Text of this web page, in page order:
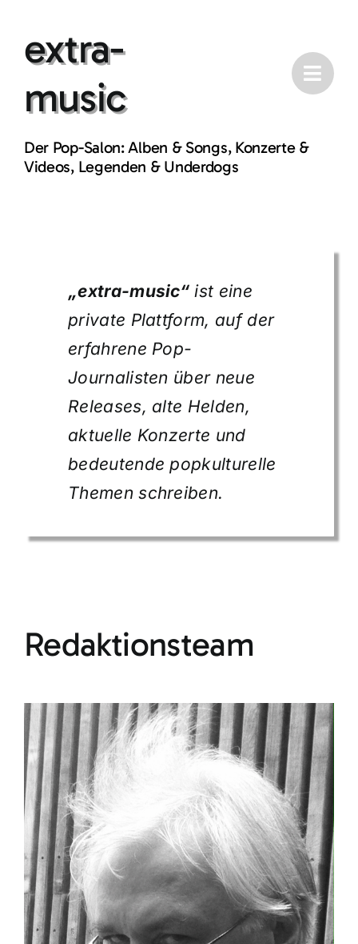
contentextra-
music
Der Pop-Salon: Alben & Songs, Konzerte &
Videos, Legenden & Underdogs
„extra-music“ ist eine
private Plattform, auf der
erfahrene Pop-
Journalisten über neue
Releases, alte Helden,
aktuelle Konzerte und
bedeutende popkulturelle
Themen schreiben.
Redaktionsteam